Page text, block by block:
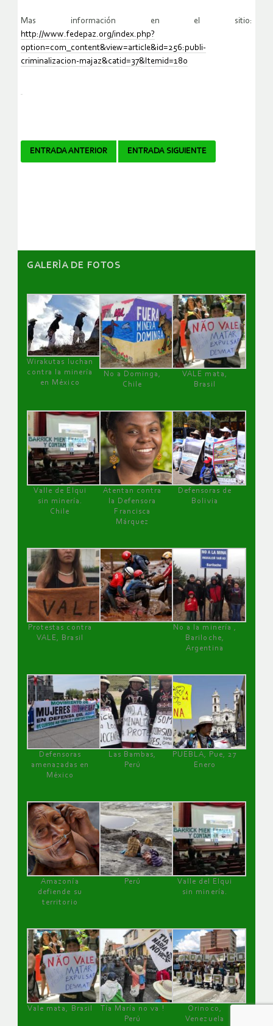
Mas información en el sitio:
http://www.fedepaz.org/index.php?
option=com_content&view=article&id=256:publi-
criminalizacion-majaz&catid=37&Itemid=180
Navegador
ENTRADA ANTERIOR ENTRADA SIGUIENTE
GALERÌA DE FOTOS
Wirakutas luchan
contra la minería
en México
No a Dominga,
Chile
VALE mata,
Brasil
Valle de Elqui
sin minería.
Chile
Atentan contra
la Defensora
Francisca
Márquez
Defensoras de
Bolivia
Protestas contra
VALE, Brasil
No a la minería ,
Bariloche,
Argentina
Defensoras
amenazadas en
México
Las Bambas,
Perú
PUEBLA, Pue, 27
Enero
Amazonía
defiende su
territorio
Perú
Valle del Elqui
sin minería.
Vale mata, Brasil
Tía María no va !
Perú
Orinoco,
Venezuela